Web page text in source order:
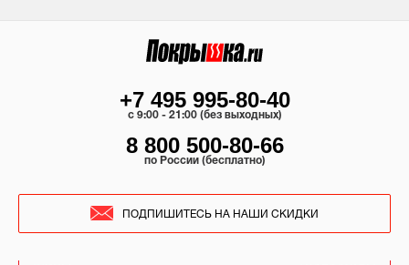
+7 495 995-80-40
c 9:00 - 21:00 (без выходных)
8 800 500-80-66
по России (бесплатно)
ПОДПИШИТЕСЬ НА НАШИ СКИДКИ